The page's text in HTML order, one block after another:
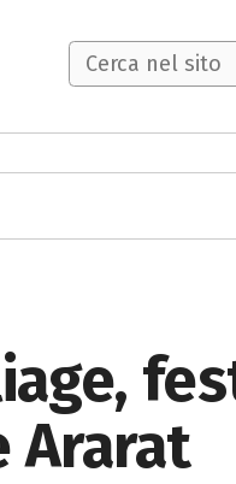
Ararat